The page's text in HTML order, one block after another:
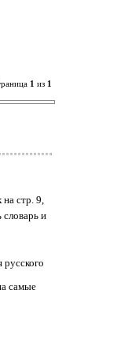
1 из 1
стр. 9,
и
самые